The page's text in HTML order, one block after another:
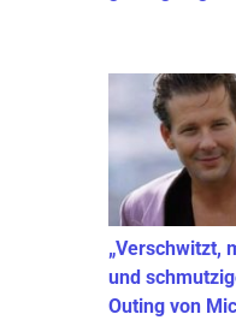
„Verschwitzt,
und
Outing von